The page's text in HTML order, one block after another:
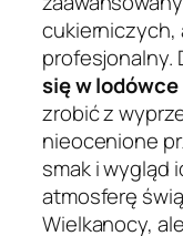
cukierniczych,
profesjonalny.
się w lodówce
zrobić z
nieocenione
smak i wygląd
atmosferę
Wielkanocy,